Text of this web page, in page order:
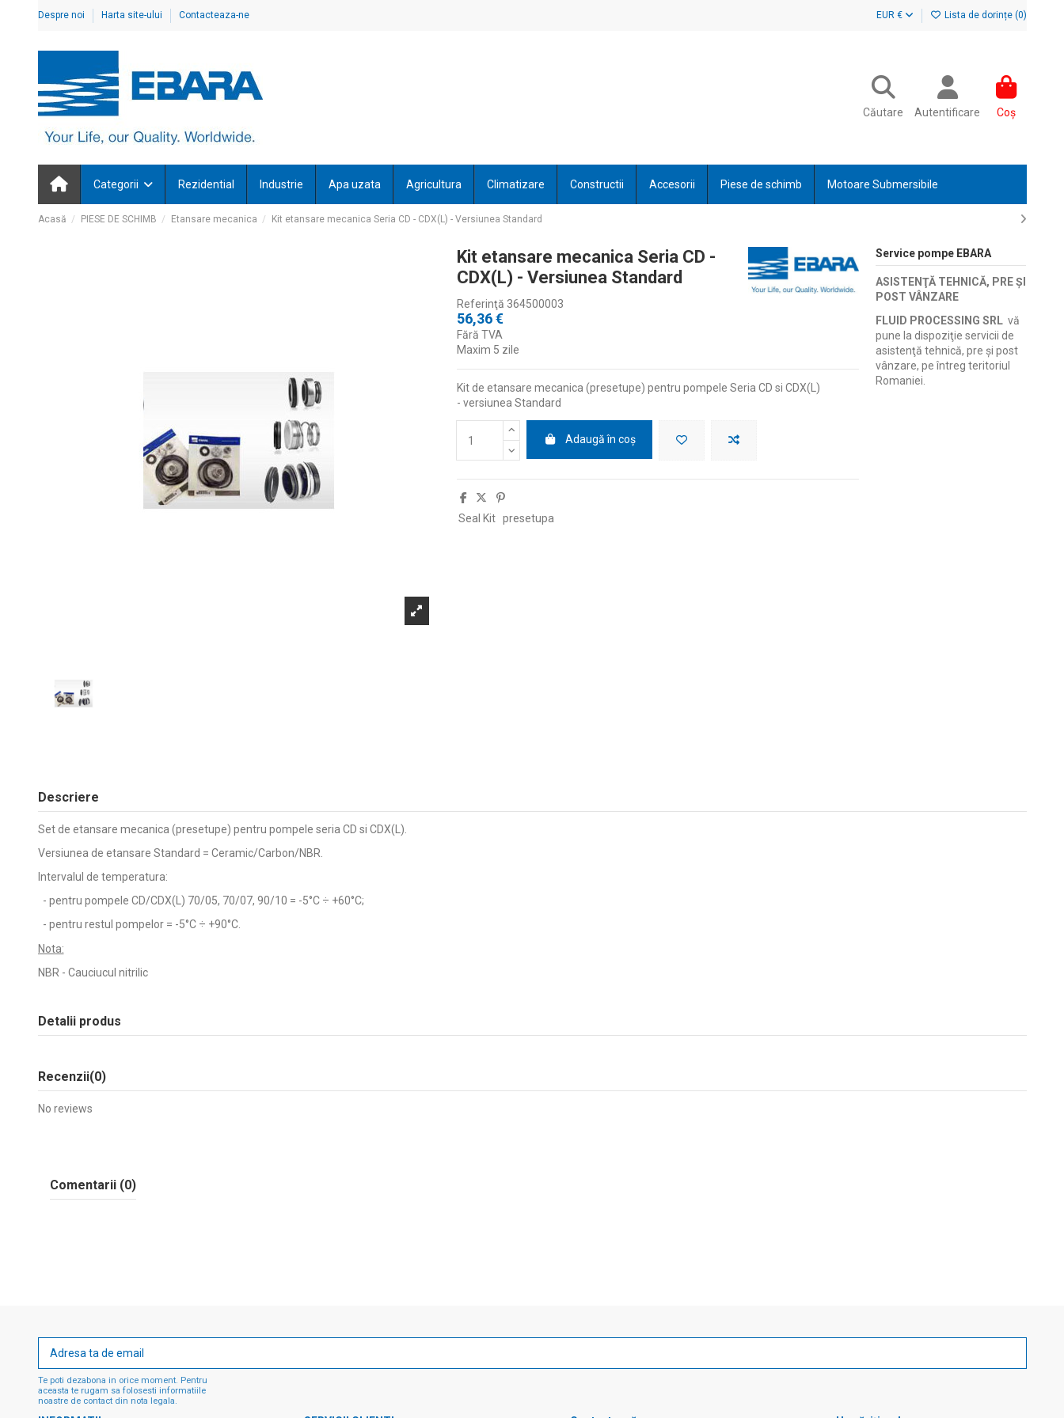
Despre noi Harta site-ului Contacteaza-ne EUR € Lista de dorințe (0)
Căutare Autentificare Coș
Categorii Rezidential Industrie Apa uzata Agricultura Climatizare Constructii Accesorii Piese de schimb Motoare Submersibile
Acasă PIESE DE SCHIMB Etansare mecanica Kit etansare mecanica Seria CD - CDX(L) - Versiunea Standard
Kit etansare mecanica Seria CD -
CDX(L) - Versiunea Standard
Referinţă 364500003
56,36 €
Fără TVA
Maxim 5 zile
Kit de etansare mecanica (presetupe) pentru pompele Seria CD si CDX(L)
- versiunea Standard
Adaugă în coș
Seal Kit presetupa
Service pompe EBARA
ASISTENŢĂ TEHNICĂ, PRE ŞI
POST VÂNZARE
FLUID PROCESSING SRLvă
pune la dispoziţie servicii de
asistenţă tehnică, pre şi post
vânzare, pe întreg teritoriul
Romaniei.
Descriere
Set de etansare mecanica (presetupe) pentru pompele seria CD si CDX(L).
Versiunea de etansare Standard = Ceramic/Carbon/NBR.
Intervalul de temperatura:
- pentru pompele CD/CDX(L) 70/05, 70/07, 90/10 = -5°C ÷ +60°C;
- pentru restul pompelor = -5°C ÷ +90°C.
Nota:
NBR - Cauciucul nitrilic
Detalii produs
Recenzii(0)
No reviews
Comentarii (0)
Te poti dezabona in orice moment. Pentru
aceasta te rugam sa folosesti informatiile
noastre de contact din nota legala.